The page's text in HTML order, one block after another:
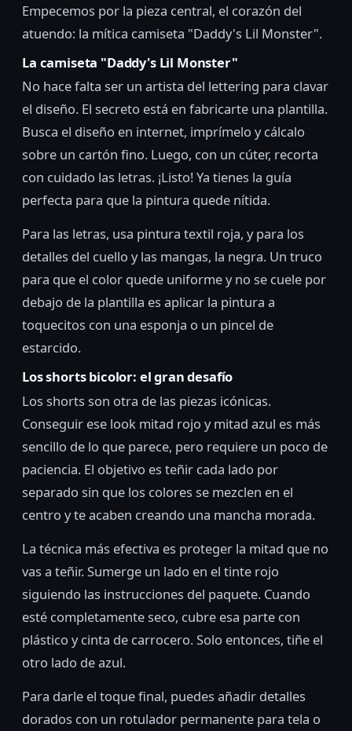
Empecemos por la pieza central, el corazón del
atuendo: la mítica camiseta "Daddy's Lil Monster".
La camiseta "Daddy's Lil Monster"
No hace falta ser un artista del lettering para clavar
el diseño. El secreto está en fabricarte una plantilla.
Busca el diseño en internet, imprímelo y cálcalo
sobre un cartón fino. Luego, con un cúter, recorta
con cuidado las letras. ¡Listo! Ya tienes la guía
perfecta para que la pintura quede nítida.
Para las letras, usa pintura textil roja, y para los
detalles del cuello y las mangas, la negra. Un truco
para que el color quede uniforme y no se cuele por
debajo de la plantilla es aplicar la pintura a
toquecitos con una esponja o un pincel de
estarcido.
Los shorts bicolor: el gran desafío
Los shorts son otra de las piezas icónicas.
Conseguir ese look mitad rojo y mitad azul es más
sencillo de lo que parece, pero requiere un poco de
paciencia. El objetivo es teñir cada lado por
separado sin que los colores se mezclen en el
centro y te acaben creando una mancha morada.
La técnica más efectiva es proteger la mitad que no
vas a teñir. Sumerge un lado en el tinte rojo
siguiendo las instrucciones del paquete. Cuando
esté completamente seco, cubre esa parte con
plástico y cinta de carrocero. Solo entonces, tiñe el
otro lado de azul.
Para darle el toque final, puedes añadir detalles
dorados con un rotulador permanente para tela o